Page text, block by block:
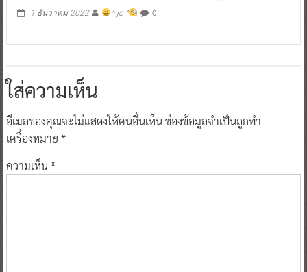
1 ธันวาคม 2022 ^ jo ^ 0
ใส่ความเห็น
อีเมลของคุณจะไม่แสดงให้คนอื่นเห็นช่องข้อมูลจำเป็นถูกทำ
เครื่องหมาย *
ความเห็น*